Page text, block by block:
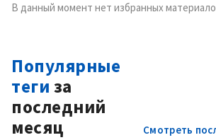
В данный момент нет избранных
Популярные
теги за
последний
месяц
Смотреть